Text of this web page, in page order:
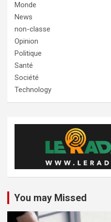
Monde
News
non-classe
Opinion
Politique
Santé
Société
Technology
You may Missed